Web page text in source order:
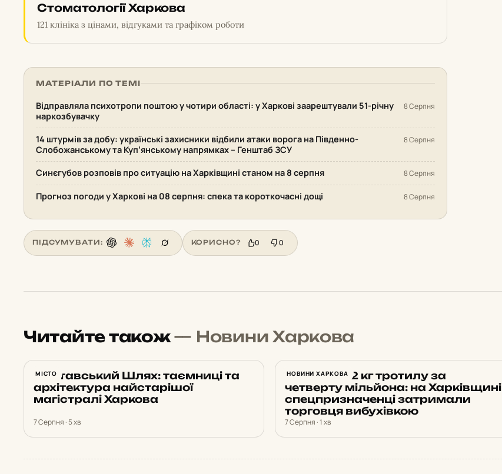
Стоматології Харкова
121 клініка з цінами, відгуками та графіком роботи
МАТЕРІАЛИ ПО ТЕМІ
Відправляла психотропи поштою у чотири області: у Харкові заарештували 51-річну
наркозбувачку
8 Серпня
14 штурмів за добу: українські захисники відбили атаки ворога на Південно-
Слобожанському та Куп’янському напрямках – Генштаб ЗСУ
8 Серпня
Синєгубов розповів про ситуацію на Харківщині станом на 8 серпня 8 Серпня
Прогноз погоди у Харкові на 08 серпня: спека та короткочасні дощі 8 Серпня
ПІДСУМУВАТИ: КОРИСНО? 0 0
Читайте також— Новини Харкова
МІСТО
Полтавський Шлях: таємниці та
архітектура найстарішої
магістралі Харкова
7 Серпня · 5 хв
НОВИНИ ХАРКОВА
Продав 172 кг тротилу за
четверту мільйона: на Харківщині
спецпризначенці затримали
торговця вибухівкою
7 Серпня · 1 хв